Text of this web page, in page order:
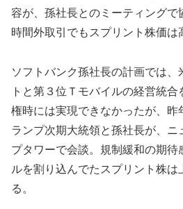
容が、孫社長とのミーティングで
時間外取引でもスプリント株価は
ソフトバンク孫社長の計画では
トと第３位Ｔモバイルの経営統
権時には実現できなかったが、昨
ランプ次期大統領と孫社長が、ニ
プタワーで会談。規制緩和の期待
ルを割り込んでたスプリント株
る。